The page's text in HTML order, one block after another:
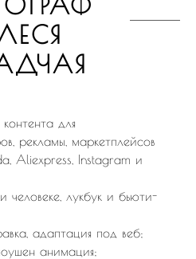
для
рекламы, маркетплейсов
Aliexpress, Instagram и
человеке, лукбук и бьюти-
адаптация под веб;
анимация;